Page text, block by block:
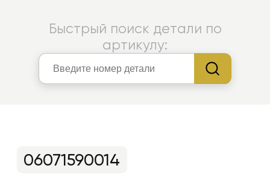
Быстрый поиск детали по
артикулу:
06071590014